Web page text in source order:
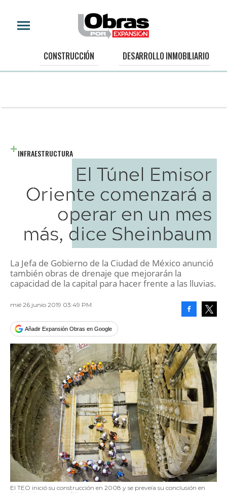
CONSTRUCCIÓN DESARROLLO INMOBILIARIO
INFRAESTRUCTURA
El Túnel Emisor
Oriente comenzará a
operar en un mes
más, dice Sheinbaum
La Jefa de Gobierno de la Ciudad de México anunció
también obras de drenaje que mejorarán la
capacidad de la capital para hacer frente a las lluvias.
mié 26 junio 2019 03:49 PM
Añadir Expansión Obras en Google
El TEO inició su construcción en 2008 y se preveía su conclusión en